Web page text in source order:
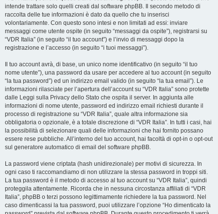
intende trattare solo quelli creati dal software phpBB. Il secondo metodo di
raccolta delle tue informazioni è dato da quello che tu inserisci
volontariamente. Con questo sono intesi e non limitati ad essi: inviare
messaggi come utente ospite (in seguito “messaggi da ospite”), registrarsi su
“VDR Italia” (in seguito “il tuo account”) e l’invio di messaggi dopo la
registrazione e l’accesso (in seguito “i tuoi messaggi”).
Il tuo account avrà, di base, un unico nome identificativo (in seguito “il tuo
nome utente”), una password da usare per accedere al tuo account (in seguito
“la tua password”) ed un indirizzo email valido (in seguito “la tua email”). Le
informazioni rilasciate per l’apertura dell’account su “VDR Italia” sono protette
dalle Leggi sulla Privacy dello Stato che ospita il server. In aggiunta alle
informazioni di nome utente, password ed indirizzo email richiesti durante il
processo di registrazione su “VDR Italia”, quale altra informazione sia
obbligatoria o opzionale, è a totale discrezione di “VDR Italia”. In tutti i casi, hai
la possibilità di selezionare quali delle informazioni che hai fornito possano
essere rese pubbliche. All’interno del tuo account, hai facoltà di opt-in o opt-out
sul generatore automatico di email del software phpBB.
La password viene criptata (hash unidirezionale) per motivi di sicurezza. In
ogni caso ti raccomandiamo di non utilizzare la stessa password in troppi siti.
La tua password è il metodo di accesso al tuo account su “VDR Italia”, quindi
proteggila attentamente. Ricorda che in nessuna circostanza affiliati di “VDR
Italia”, phpBB o terzi possono legittimamente richiedere la tua password. Nel
caso dimenticassi la tua password, puoi utilizzare l’opzione “Ho dimenticato la